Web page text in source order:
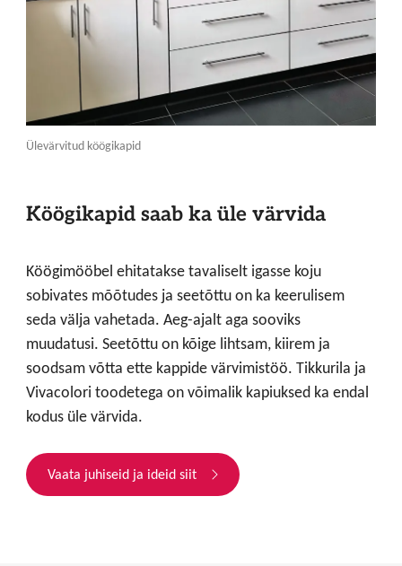
Köögikapid saab ka üle värvida
Köögimööbel ehitatakse tavaliselt igasse koju
sobivates mõõtudes ja seetõttu on ka keerulisem
seda välja vahetada. Aeg-ajalt aga sooviks
muudatusi. Seetõttu on kõige lihtsam, kiirem ja
soodsam võtta ette kappide värvimistöö. Tikkurila ja
Vivacolori toodetega on võimalik kapiuksed ka endal
kodus üle värvida.
Vaata juhiseid ja ideid siit
Ülevärvitud köögikapid